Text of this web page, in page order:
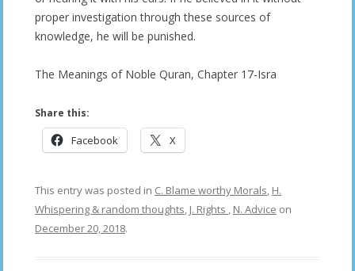
proper investigation through these sources of
knowledge, he will be punished.
The Meanings of Noble Quran, Chapter 17-Isra
Share this:
Facebook X
This entry was posted in C. Blame worthy Morals, H.
Whispering & random thoughts, J. Rights , N. Advice on
December 20, 2018.